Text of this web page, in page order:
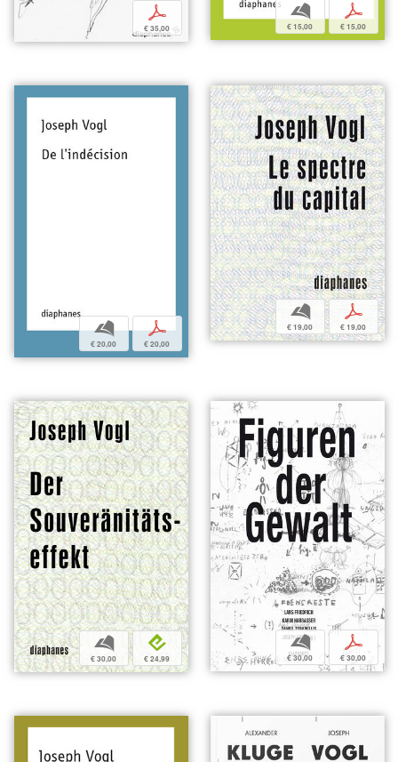
p
€ 35,00
b
€ 15,00
p
€ 15,00
b
€ 20,00
p
€ 20,00
b
€ 19,00
p
€ 19,00
b
€ 30,00
e
€ 24,99
b
€ 30,00
p
€ 30,00